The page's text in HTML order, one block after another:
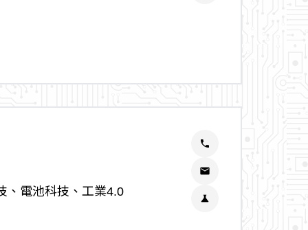
、電池科技、工業4.0
phone
email
science